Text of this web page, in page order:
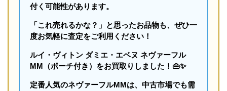
付く可能性があります。
「これ売れるかな？」と思ったお品物も、ぜひ一
度お気軽に査定をご利用ください！
ルイ・ヴィトン ダミエ・エベヌ ネヴァーフル
MM（ポーチ付き）をお買取りしました！👜✨
定番人気のネヴァーフルMMは、中古市場でも需